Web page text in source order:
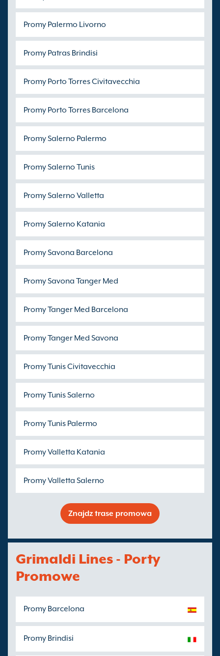
Promy Palermo Livorno
Promy Patras Brindisi
Promy Porto Torres Civitavecchia
Promy Porto Torres Barcelona
Promy Salerno Palermo
Promy Salerno Tunis
Promy Salerno Valletta
Promy Salerno Katania
Promy Savona Barcelona
Promy Savona Tanger Med
Promy Tanger Med Barcelona
Promy Tanger Med Savona
Promy Tunis Civitavecchia
Promy Tunis Salerno
Promy Tunis Palermo
Promy Valletta Katania
Promy Valletta Salerno
Znajdz trase promowa
Grimaldi Lines - Porty
Promowe
Promy Barcelona
Promy Brindisi